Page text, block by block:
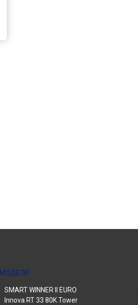
МОДЕЛИ
SMART WINNER II EURO
Innova RT 33 80K Tower